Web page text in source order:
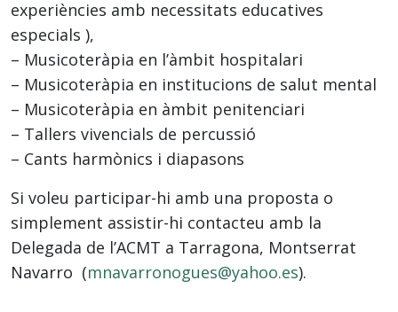
experiències amb necessitats educatives
especials ),
– Musicoteràpia en l’àmbit hospitalari
– Musicoteràpia en institucions de salut mental
– Musicoteràpia en àmbit penitenciari
– Tallers vivencials de percussió
– Cants harmònics i diapasons
Si voleu participar-hi amb una proposta o
simplement assistir-hi contacteu amb la
Delegada de l’ACMT a Tarragona, Montserrat
Navarro (mnavarronogues@yahoo.es).